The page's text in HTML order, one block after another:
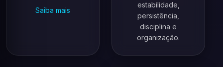
Saiba mais
estabilidade,
persistência,
disciplina e
organização.